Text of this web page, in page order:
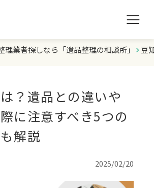
相談所TOP
へ
理業者探しなら「遺品整理の相談所」 豆
？遺品との違いや
に注意すべき5つの
解説
2025/02/20